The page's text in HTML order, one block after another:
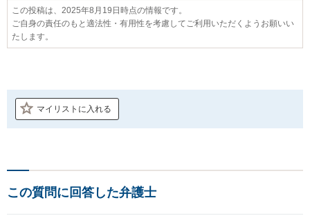
この投稿は、2025年8月19日時点の情報です。
ご自身の責任のもと適法性・有用性を考慮してご利用いただくようお願いい
たします。
マイリストに入れる
この質問に回答した弁護士